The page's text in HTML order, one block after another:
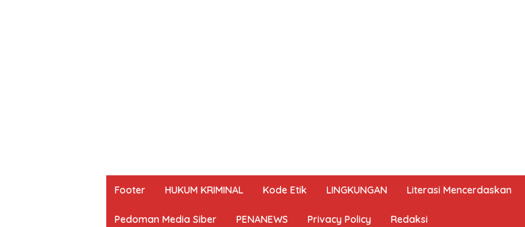
Footer HUKUM KRIMINAL Kode Etik LINGKUNGAN Literasi Mencerdaskan
Pedoman Media Siber PENANEWS Privacy Policy Redaksi